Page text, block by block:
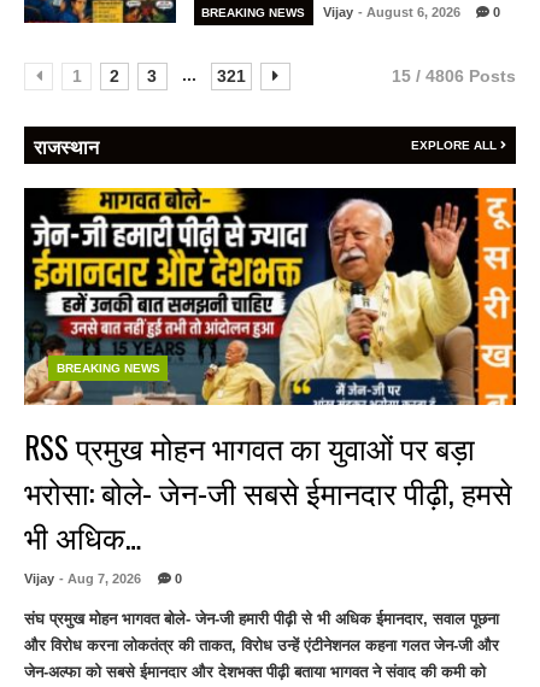
BREAKING NEWS Vijay - August 6, 2026 0
1 2 3 ... 321 15 / 4806 Posts
राजस्थान EXPLORE ALL
BREAKING NEWS
RSS प्रमुख मोहन भागवत का युवाओं पर बड़ा
भरोसा: बोले- जेन-जी सबसे ईमानदार पीढ़ी, हमसे
भी अधिक…
Vijay - Aug 7, 2026 0
संघ प्रमुख मोहन भागवत बोले- जेन-जी हमारी पीढ़ी से भी अधिक ईमानदार, सवाल पूछना
और विरोध करना लोकतंत्र की ताकत, विरोध उन्हें एंटीनेशनल कहना गलत जेन-जी और
जेन-अल्फा को सबसे ईमानदार और देशभक्त पीढ़ी बताया भागवत ने संवाद की कमी को